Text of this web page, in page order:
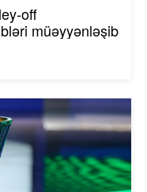
off
müəyyənləşib